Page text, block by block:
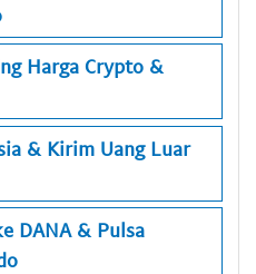
Harga Crypto &
& Kirim Uang Luar
DANA & Pulsa